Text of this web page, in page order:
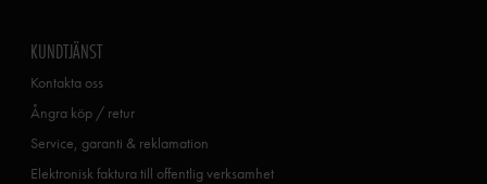
KUNDTJÄNST
Kontakta oss
Ångra köp / retur
Service, garanti & reklamation
Elektronisk faktura till offentlig verksamhet